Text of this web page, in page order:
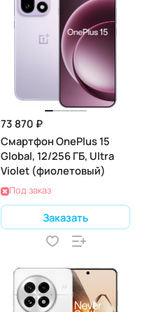
73 870 ₽
Смартфон OnePlus 15
Global, 12/256 ГБ, Ultra
Violet (фиолетовый)
Под заказ
Заказать